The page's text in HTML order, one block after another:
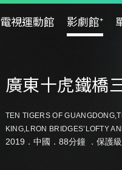
電視運動館 影劇館⁺
廣東十虎鐵橋
TEN TIGERS OF
KING,LRON BRIDGES’LOFTY
2019．中國．88分鐘 ． 保護級